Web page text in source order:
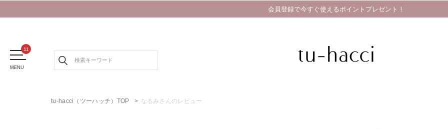
会員登録で今すぐ使えるポイントプレゼント！
MENU
tu-hacci（ツーハッチ）TOP なるみさんのレビュー